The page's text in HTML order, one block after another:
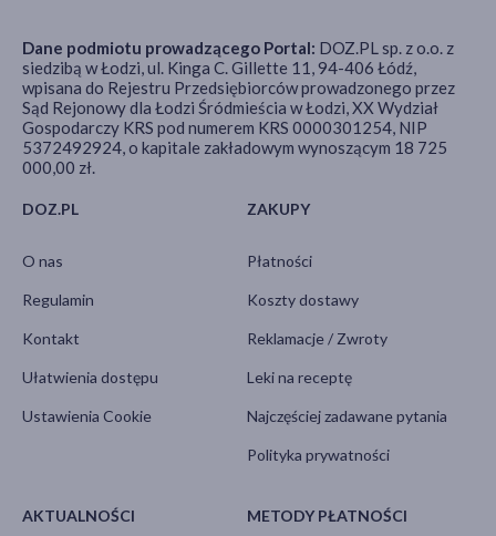
DOZ.PL
O nas
Regulamin
Kontakt
Ułatwienia dostępu
Ustawienia Cookie
ZAKUPY
Płatności
Koszty dostawy
Reklamacje / Zwroty
Leki na receptę
Najczęściej zadawane pytania
Polityka prywatności
AKTUALNOŚCI METODY PŁATNOŚCI
Dane podmiotu prowadzącego Portal: DOZ.PL sp. z o.o. z
siedzibą w Łodzi, ul. Kinga C. Gillette 11, 94-406 Łódź,
wpisana do Rejestru Przedsiębiorców prowadzonego przez
Sąd Rejonowy dla Łodzi Śródmieścia w Łodzi, XX Wydział
Gospodarczy KRS pod numerem KRS 0000301254, NIP
5372492924, o kapitale zakładowym wynoszącym 18 725
000,00 zł.